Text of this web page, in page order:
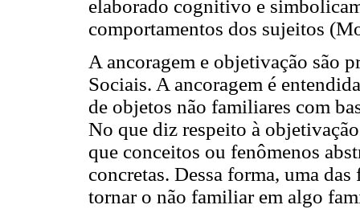
elaborado cognitivo e
comportamentos dos sujeitos
A ancoragem e objetivação são
Sociais. A ancoragem é
de objetos não familiares com
No que diz respeito à
que conceitos ou fenômenos
concretas. Dessa forma, uma
tornar o não familiar em algo